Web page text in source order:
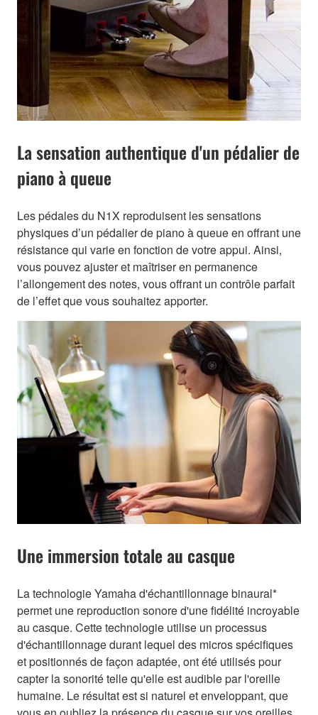
La sensation authentique d'un pédalier de
piano à queue
Les pédales du N1X reproduisent les sensations
physiques d’un pédalier de piano à queue en offrant une
résistance qui varie en fonction de votre appui. Ainsi,
vous pouvez ajuster et maîtriser en permanence
l’allongement des notes, vous offrant un contrôle parfait
de l’effet que vous souhaitez apporter.
Une immersion totale au casque
La technologie Yamaha d'échantillonnage binaural*
permet une reproduction sonore d'une fidélité incroyable
au casque. Cette technologie utilise un processus
d'échantillonnage durant lequel des micros spécifiques
et positionnés de façon adaptée, ont été utilisés pour
capter la sonorité telle qu'elle est audible par l'oreille
humaine. Le résultat est si naturel et enveloppant, que